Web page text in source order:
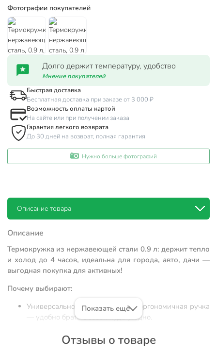
Фотографии покупателей
Долго держит температуру, удобство
Мнение покупателей
Быстрая доставка
Бесплатная доставка при заказе от 3 000 ₽
Возможность оплаты картой
На сайте или при получении заказа
Гарантия легкого возврата
До 30 дней на возврат, полная гарантия
Нужно больше фотографий
Описание товара
Описание
Термокружка из нержавеющей стали 0.9 л: держит тепло
и холод до 4 часов, идеальна для города, авто, дачи —
выгодная покупка для активных!
Почему выбирают:
Универсальность: объем 0.9 л и эргономичная ручка
— удобно брать с собой куда угодно.
сохраняют температуру напитка до 4 часов, не
Показать ещё
Отзывы о товаре